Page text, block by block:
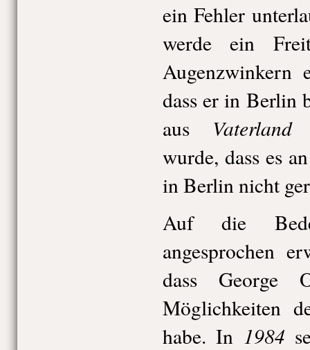
ein Fehler
werde ein
Augenzwinkern
dass er in Berlin
aus Vaterland
wurde, dass es
in Berlin nicht
Auf die
angesprochen
dass
Möglichkeiten
habe. In 1984